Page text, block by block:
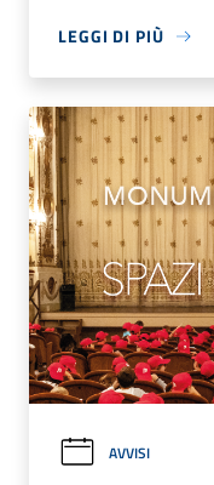
LEGGI DI PIÙ
AVVISI